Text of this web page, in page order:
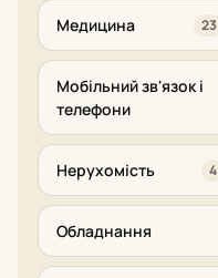
Медицина 23
Мобільний зв'язок і
телефони
Нерухомість 4
Обладнання